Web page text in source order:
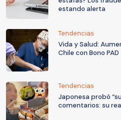
estando alerta
Tendencias
Vida y Salud:
Chile con Bono PAD
Tendencias
Japonesa probó
comentarios: su